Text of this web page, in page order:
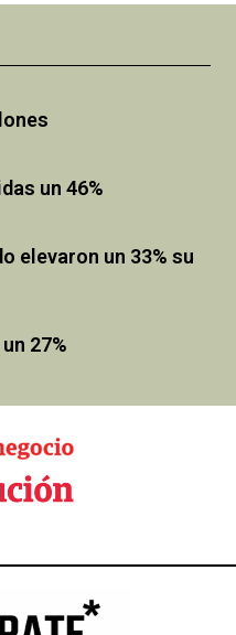
un 46%
elevaron un 33% su
27%